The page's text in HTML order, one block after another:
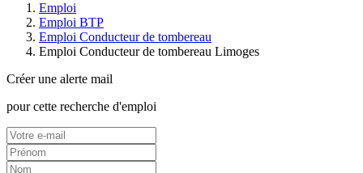
Emploi
Emploi BTP
Emploi Conducteur de tombereau
Emploi Conducteur de tombereau Limoges
Créer une alerte mail
pour cette recherche d'emploi